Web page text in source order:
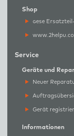
Shop
gese
Service
Geräte und
Neuer
Gerät
Informationen